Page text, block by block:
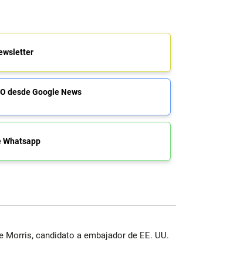
desde Google News
Whatsapp
Morris, candidato a embajador de EE. UU.